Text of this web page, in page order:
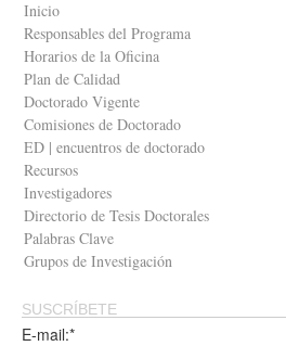
Inicio
Responsables del Programa
Horarios de la Oficina
Plan de Calidad
Doctorado Vigente
Comisiones de Doctorado
ED | encuentros de doctorado
Recursos
Investigadores
Directorio de Tesis Doctorales
Palabras Clave
Grupos de Investigación
SUSCRÍBETE
E-mail:*